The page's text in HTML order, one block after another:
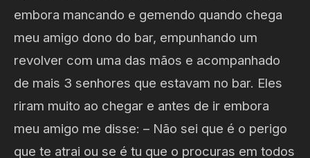
embora mancando e gemendo quando chega
meu amigo dono do bar, empunhando um
revolver com uma das mãos e acompanhado
de mais 3 senhores que estavam no bar. Eles
riram muito ao chegar e antes de ir embora
meu amigo me disse: – Não sei que é o perigo
que te atrai ou se é tu que o procuras em todos